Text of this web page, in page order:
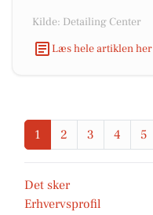
Kilde: Detailing Center
Læs hele artiklen her
1 2 3 4 5
Det sker
Erhvervsprofil